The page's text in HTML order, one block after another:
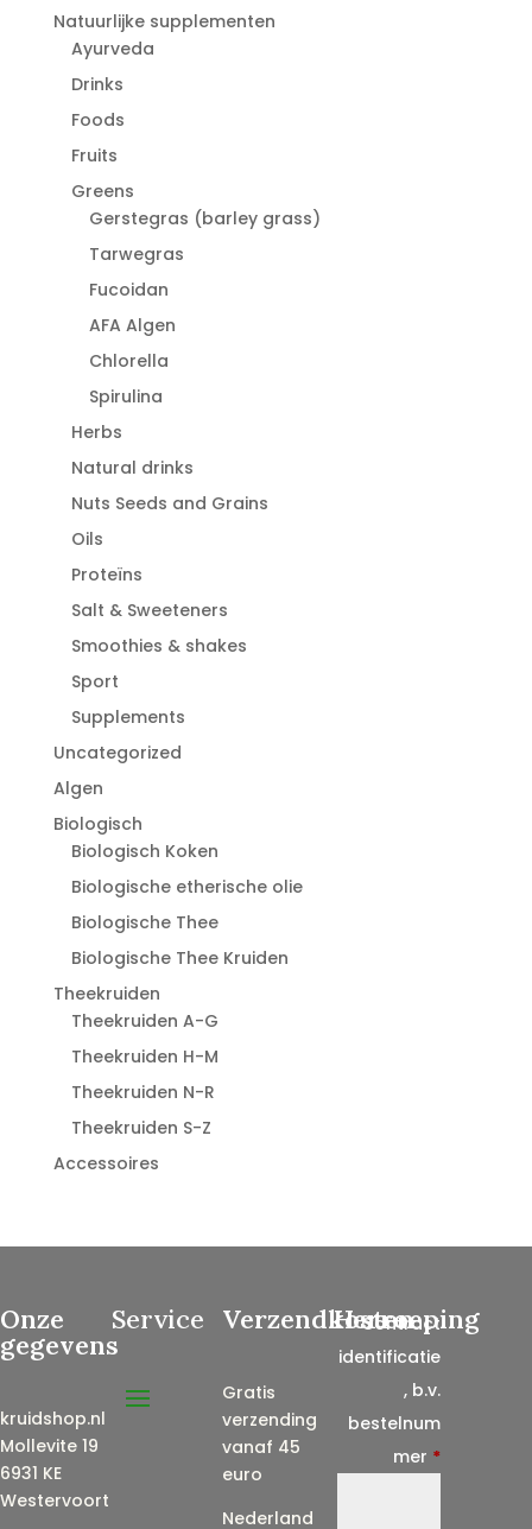
Natuurlijke supplementen
Ayurveda
Drinks
Foods
Fruits
Greens
Gerstegras (barley grass)
Tarwegras
Fucoidan
AFA Algen
Chlorella
Spirulina
Herbs
Natural drinks
Nuts Seeds and Grains
Oils
Proteïns
Salt & Sweeteners
Smoothies & shakes
Sport
Supplements
Uncategorized
Algen
Biologisch
Biologisch Koken
Biologische etherische olie
Biologische Thee
Biologische Thee Kruiden
Theekruiden
Theekruiden A-G
Theekruiden H-M
Theekruiden N-R
Theekruiden S-Z
Accessoires
Onze
gegevens
kruidshop.nl
Mollevite 19
6931 KE
Westervoort
Service Verzendkosten
Gratis
verzending
vanaf 45
euro
Nederland
Herroeping
Contract
identificatie
, b.v.
bestelnum
mer *